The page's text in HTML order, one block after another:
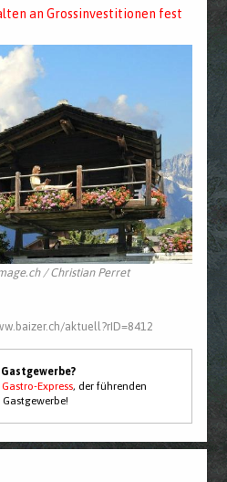
an Grossinvestitionen fest
/ Christian Perret
aktuell?rID=8412
Gastro-Express, der führenden